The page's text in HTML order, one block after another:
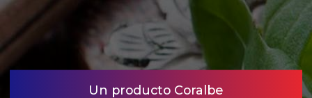
Un producto Coralbe